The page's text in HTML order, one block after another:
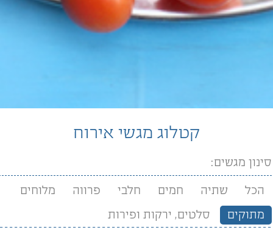
קטלוג מגשי אירוח
סינון מגשים:
הכל שתיה חמים חלבי פרווה מלוחים
מתוקים סלטים, ירקות ופירות